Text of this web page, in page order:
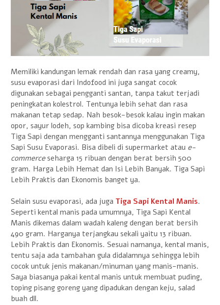
Memiliki kandungan lemak rendah dan rasa yang creamy,
susu evaporasi dari Indofood ini juga sangat cocok
digunakan sebagai pengganti santan, tanpa takut terjadi
peningkatan kolestrol. Tentunya lebih sehat dan rasa
makanan tetap sedap. Nah besok-besok kalau ingin makan
opor, sayur lodeh, sop kambing bisa dicoba kreasi resep
Tiga Sapi dengan mengganti santannya menggunakan Tiga
Sapi Susu Evaporasi. Bisa dibeli di supermarket atau e-
commerceseharga 15 ribuan dengan berat bersih 500
gram. Harga Lebih Hemat dan Isi Lebih Banyak. Tiga Sapi
Lebih Praktis dan Ekonomis banget ya.
Selain susu evaporasi, ada juga Tiga Sapi Kental Manis.
Seperti kental manis pada umumnya, Tiga Sapi Kental
Manis dikemas dalam wadah kaleng dengan berat bersih
490 gram. Harganya terjangkau sekali yaitu 13 ribuan.
Lebih Praktis dan Ekonomis. Sesuai namanya, kental manis,
tentu saja ada tambahan gula didalamnya sehingga lebih
cocok untuk jenis makanan/minuman yang manis-manis.
Saya biasanya pakai kental manis untuk membuat puding,
toping pisang goreng yang dipadukan dengan keju, salad
buah dll.